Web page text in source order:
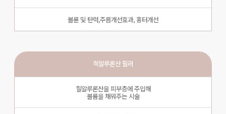
볼륜 및 탄력,주름개선효과, 흉터개선
히알루론산 필러
힐알루론산을 피부층에 주입해
볼륨을 채워주는 시술